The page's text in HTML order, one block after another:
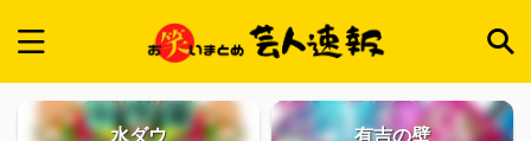
水ダウ 有吉の壁